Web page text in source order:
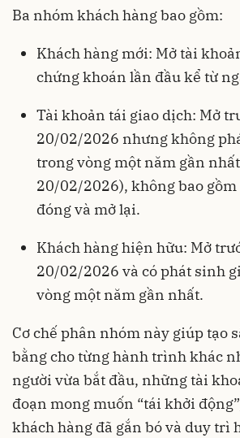
Ba nhóm khách hàng bao gồm:
Khách hàng mới: Mở tài
chứng khoán lần đầu kể từ
Tài khoản tái giao dịch: Mở
20/02/2026 nhưng không
trong vòng một năm gần
20/02/2026), không bao
đóng và mở lại.
Khách hàng hiện hữu: Mở
20/02/2026 và có phát sinh
vòng một năm gần nhất.
Cơ chế phân nhóm này giúp tạo
bằng cho từng hành trình khác
người vừa bắt đầu, những tài
đoạn mong muốn “tái khởi
khách hàng đã gắn bó và duy trì